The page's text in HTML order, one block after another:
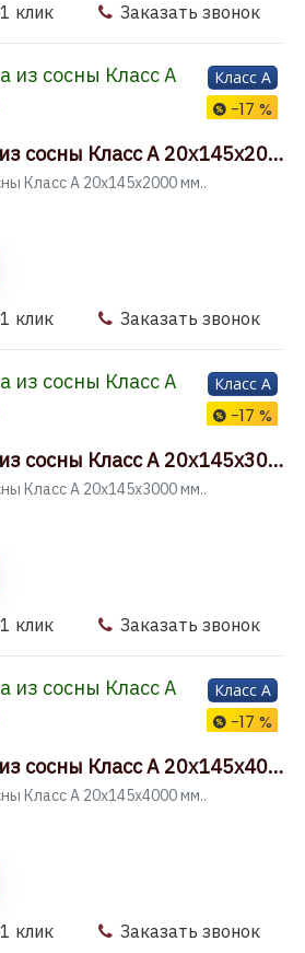
клик Заказать звонок
Класс A
-17 %
Имитация бруса из сосны Класс А 20x145x2000 мм
Класс А 20x145x2000 мм..
клик Заказать звонок
Класс A
-17 %
Имитация бруса из сосны Класс А 20x145x3000 мм
Класс А 20x145x3000 мм..
клик Заказать звонок
Класс A
-17 %
Имитация бруса из сосны Класс А 20x145x4000 мм
Класс А 20x145x4000 мм..
клик Заказать звонок